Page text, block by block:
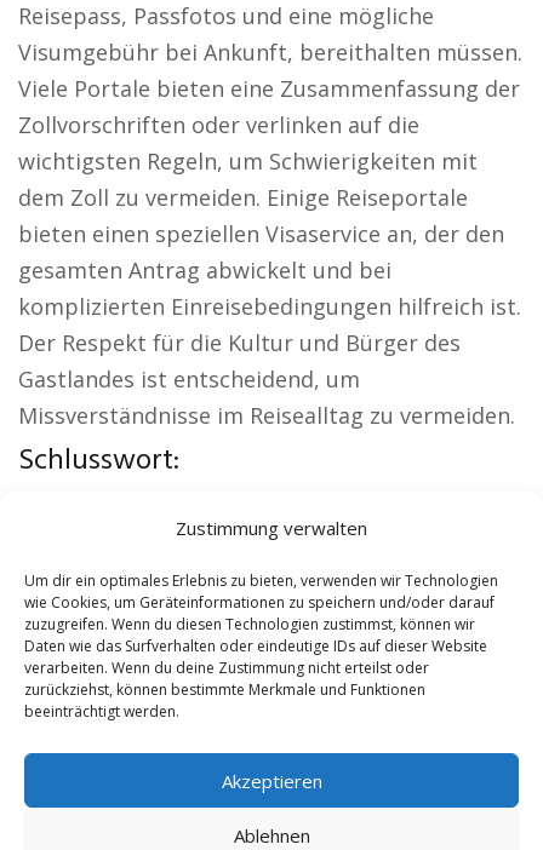
Zustimmung verwalten
Um dir ein optimales Erlebnis zu bieten, verwenden wir Technologien
wie Cookies, um Geräteinformationen zu speichern und/oder darauf
zuzugreifen. Wenn du diesen Technologien zustimmst, können wir
Daten wie das Surfverhalten oder eindeutige IDs auf dieser Website
verarbeiten. Wenn du deine Zustimmung nicht erteilst oder
zurückziehst, können bestimmte Merkmale und Funktionen
beeinträchtigt werden.
Akzeptieren
Ablehnen
Reisepass, Passfotos und eine mögliche
Visumgebühr bei Ankunft, bereithalten müssen.
Viele Portale bieten eine Zusammenfassung der
Zollvorschriften oder verlinken auf die
wichtigsten Regeln, um Schwierigkeiten mit
dem Zoll zu vermeiden. Einige Reiseportale
bieten einen speziellen Visaservice an, der den
gesamten Antrag abwickelt und bei
komplizierten Einreisebedingungen hilfreich ist.
Der Respekt für die Kultur und Bürger des
Gastlandes ist entscheidend, um
Missverständnisse im Reisealltag zu vermeiden.
Schlusswort:
Sicherheitsdienst Rhede|Versicherung Rhede
Hundeschule Rhede| Schamane Rhede|
Reisebüro Rhede
Contents [show]
No tags for this post.